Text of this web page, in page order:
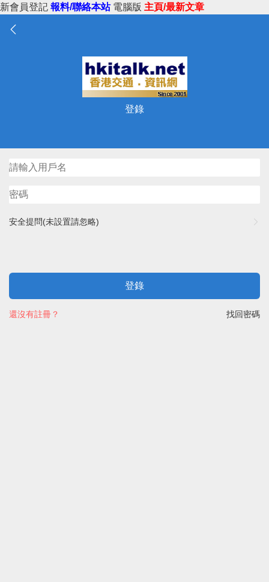
新會員登記 報料/聯絡本站 電腦版 主頁/最新文章
登錄
安全提問(未設置請忽略)
登錄
找回密碼
還沒有註冊？